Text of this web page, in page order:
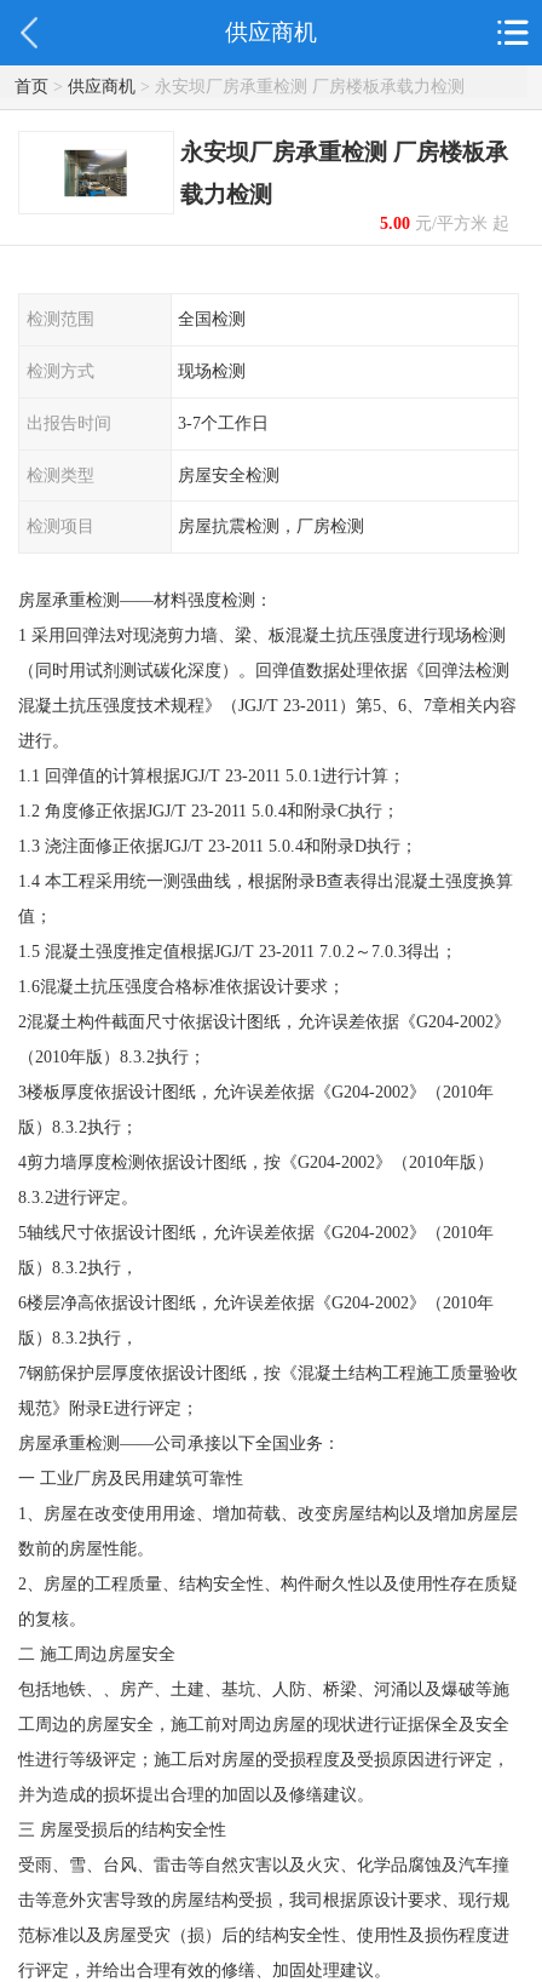
供应商机
首页> 供应商机> 永安坝厂房承重检测 厂房楼板承载力检测
永安坝厂房承重检测 厂房楼板承
载力检测
5.00元/平方米 起
检测范围 全国检测
检测方式 现场检测
出报告时间 3-7个工作日
检测类型 房屋安全检测
检测项目 房屋抗震检测，厂房检测
房屋承重检测——材料强度检测：
1 采用回弹法对现浇剪力墙、梁、板混凝土抗压强度进行现场检测
（同时用试剂测试碳化深度）。回弹值数据处理依据《回弹法检测
混凝土抗压强度技术规程》（JGJ/T 23-2011）第5、6、7章相关内容
进行。
1.1 回弹值的计算根据JGJ/T 23-2011 5.0.1进行计算；
1.2 角度修正依据JGJ/T 23-2011 5.0.4和附录C执行；
1.3 浇注面修正依据JGJ/T 23-2011 5.0.4和附录D执行；
1.4 本工程采用统一测强曲线，根据附录B查表得出混凝土强度换算
值；
1.5 混凝土强度推定值根据JGJ/T 23-2011 7.0.2～7.0.3得出；
1.6混凝土抗压强度合格标准依据设计要求；
2混凝土构件截面尺寸依据设计图纸，允许误差依据《G204-2002》
（2010年版）8.3.2执行；
3楼板厚度依据设计图纸，允许误差依据《G204-2002》（2010年
版）8.3.2执行；
4剪力墙厚度检测依据设计图纸，按《G204-2002》（2010年版）
8.3.2进行评定。
5轴线尺寸依据设计图纸，允许误差依据《G204-2002》（2010年
版）8.3.2执行，
6楼层净高依据设计图纸，允许误差依据《G204-2002》（2010年
版）8.3.2执行，
7钢筋保护层厚度依据设计图纸，按《混凝土结构工程施工质量验收
规范》附录E进行评定；
房屋承重检测——公司承接以下全国业务：
一 工业厂房及民用建筑可靠性
1、房屋在改变使用用途、增加荷载、改变房屋结构以及增加房屋层
数前的房屋性能。
2、房屋的工程质量、结构安全性、构件耐久性以及使用性存在质疑
的复核。
二 施工周边房屋安全
包括地铁、、房产、土建、基坑、人防、桥梁、河涌以及爆破等施
工周边的房屋安全，施工前对周边房屋的现状进行证据保全及安全
性进行等级评定；施工后对房屋的受损程度及受损原因进行评定，
并为造成的损坏提出合理的加固以及修缮建议。
三 房屋受损后的结构安全性
受雨、雪、台风、雷击等自然灾害以及火灾、化学品腐蚀及汽车撞
击等意外灾害导致的房屋结构受损，我司根据原设计要求、现行规
范标准以及房屋受灾（损）后的结构安全性、使用性及损伤程度进
行评定，并给出合理有效的修缮、加固处理建议。